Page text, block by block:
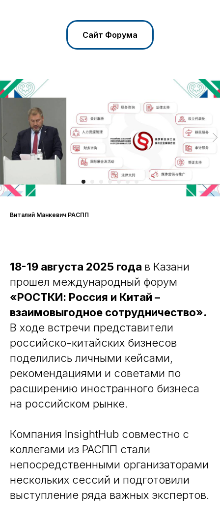
Сайт Форума
Виталий Манкевич РАСПП
18-19 августа 2025 года в Казани
прошел международный форум
«РОСТКИ: Россия и Китай –
взаимовыгодное сотрудничество».
В ходе встречи представители
российско-китайских бизнесов
поделились личными кейсами,
рекомендациями и советами по
расширению иностранного бизнеса
на российском рынке.
Компания InsightHub совместно с
коллегами из РАСПП стали
непосредственными организаторами
нескольких сессий и подготовили
выступление ряда важных экспертов.